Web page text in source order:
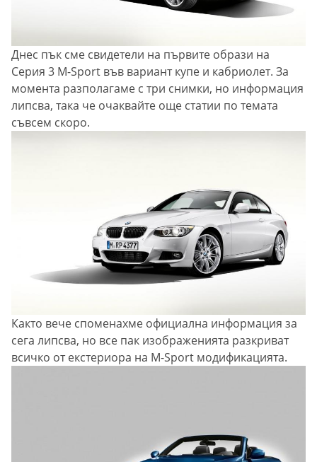
Днес пък сме свидетели на първите образи на
Серия 3 M-Sport във вариант купе и кабриолет. За
момента разполагаме с три снимки, но информация
липсва, така че очаквайте още статии по темата
съвсем скоро.
Както вече споменахме официална информация за
сега липсва, но все пак изображенията разкриват
всичко от екстериора на M-Sport модификацията.